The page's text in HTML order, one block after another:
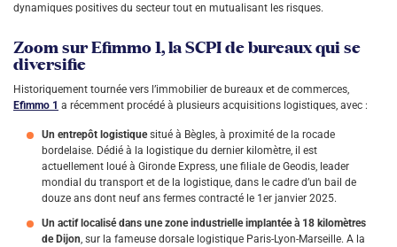
dynamiques positives du secteur tout en mutualisant les risques.
Zoom sur Efimmo 1, la SCPI de bureaux qui se
diversifie
Historiquement tournée vers l’immobilier de bureaux et de commerces,
Efimmo 1 a récemment procédé à plusieurs acquisitions logistiques, avec :
Un entrepôt logistiquesitué à Bègles, à proximité de la rocade
bordelaise. Dédié à la logistique du dernier kilomètre, il est
actuellement loué à Gironde Express, une filiale de Geodis, leader
mondial du transport et de la logistique, dans le cadre d’un bail de
douze ans dont neuf ans fermes contracté le 1er janvier 2025.
Un actif localisé dans une zone industrielle implantée à 18 kilomètres
de Dijon, sur la fameuse dorsale logistique Paris-Lyon-Marseille. A la